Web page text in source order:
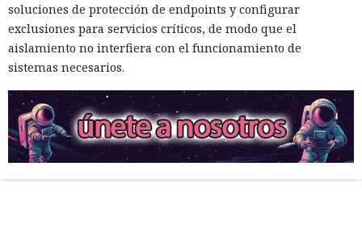
soluciones de protección de endpoints y configurar
exclusiones para servicios críticos, de modo que el
aislamiento no interfiera con el funcionamiento de
sistemas necesarios.